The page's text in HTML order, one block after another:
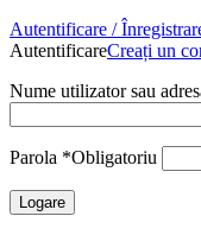
Autentificare /
AutentificareCreați un
Nume utilizator sau
Parola *Obligatoriu
Logare